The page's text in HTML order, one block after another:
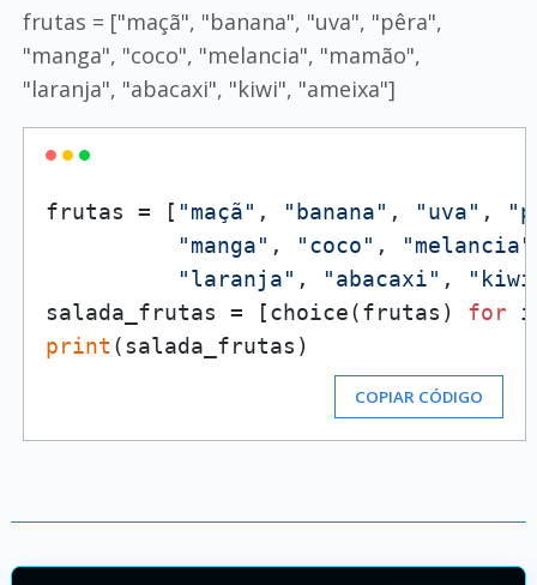
frutas = ["maçã", "banana", "uva", "pêra",
"manga", "coco", "melancia", "mamão",
"laranja", "abacaxi", "kiwi", "ameixa"]
frutas = [ "maçã" , "banana" , "uva" ,
"manga" , "coco" , "melancia"
"laranja" , "abacaxi" ,
salada_frutas = [choice(frutas) for i
print
COPIAR CÓDIGO